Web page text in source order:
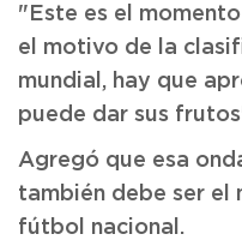
"Este es el
el motivo de la
mundial, hay que
puede dar sus
Agregó que esa
también debe ser el
fútbol nacional.